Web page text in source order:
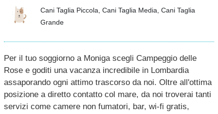
Cani Taglia Piccola, Cani Taglia Media, Cani Taglia
Grande
Per il tuo soggiorno a Moniga scegli Campeggio delle
Rose e goditi una vacanza incredibile in Lombardia
assaporando ogni attimo trascorso da noi. Oltre all'ottima
posizione a diretto contatto col mare, da noi troverai tanti
servizi come camere non fumatori, bar, wi-fi gratis,